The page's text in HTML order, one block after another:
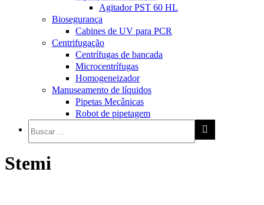
Agitador PST 60 HL
Biosegurança
Cabines de UV para PCR
Centrifugação
Centrífugas de bancada
Microcentrífugas
Homogeneizador
Manuseamento de líquidos
Pipetas Mecânicas
Robot de pipetagem
Stemi